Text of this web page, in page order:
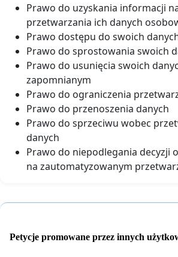
Prawo do uzyskania informacji
przetwarzania ich danych
Prawo dostępu do swoich
Prawo do sprostowania swoich
Prawo do usunięcia swoich
zapomnianym
Prawo do ograniczenia
Prawo do przenoszenia danych
Prawo do sprzeciwu wobec
danych
Prawo do niepodlegania decyzji
na zautomatyzowanym
Petycje promowane przez innych